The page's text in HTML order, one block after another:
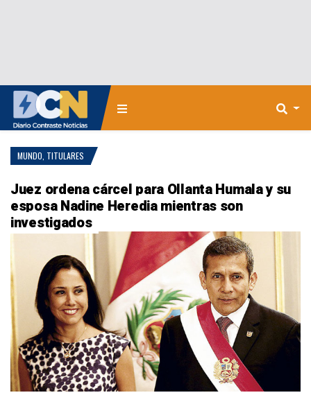
MUNDO TITULARES
Juez ordena cárcel para Ollanta Humala y su
esposa Nadine Heredia mientras son
investigados